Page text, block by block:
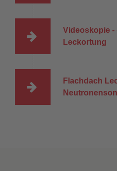
Videoskopie
Leckortung
Flachdach